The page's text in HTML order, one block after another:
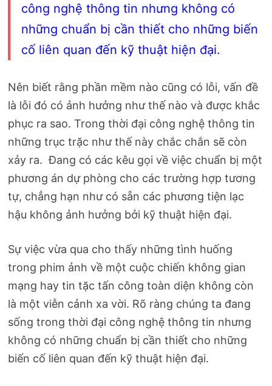
công nghệ thông tin nhưng không có
những chuẩn bị cần thiết cho những biến
cố liên quan đến kỹ thuật hiện đại.
Nên biết rằng phần mềm nào cũng có lỗi, vấn đề
là lỗi đó có ảnh hưởng như thế nào và được khắc
phục ra sao. Trong thời đại công nghệ thông tin
những trục trặc như thế này chắc chắn sẽ còn
xảy ra. Đang có các kêu gọi về việc chuẩn bị một
phương án dự phòng cho các trường hợp tương
tự, chẳng hạn như có sẵn các phương tiện lạc
hậu không ảnh hưởng bởi kỹ thuật hiện đại.
Sự việc vừa qua cho thấy những tình huống
trong phim ảnh về một cuộc chiến không gian
mạng hay tin tặc tấn công toàn diện không còn
là một viễn cảnh xa vời. Rõ ràng chúng ta đang
sống trong thời đại công nghệ thông tin nhưng
không có những chuẩn bị cần thiết cho những
biến cố liên quan đến kỹ thuật hiện đại.